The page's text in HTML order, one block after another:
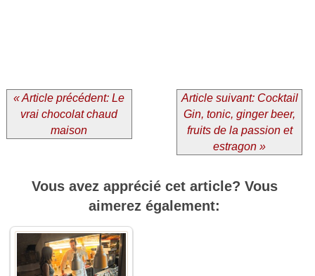
« Article précédent: Le
vrai chocolat chaud
maison
Article suivant: Cocktail
Gin, tonic, ginger beer,
fruits de la passion et
estragon »
Vous avez apprécié cet article? Vous
aimerez également: